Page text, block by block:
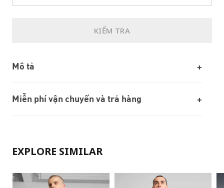
KIỂM TRA
Mô tả
Miễn phí vận chuyển và trả hàng
EXPLORE SIMILAR